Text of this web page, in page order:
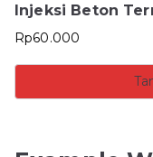
Injeksi Beton
Rp60.000